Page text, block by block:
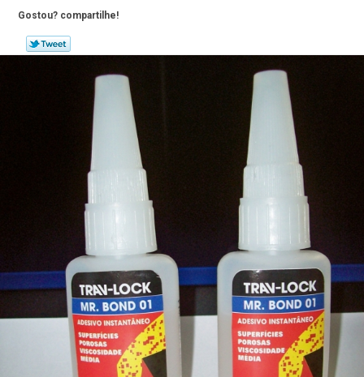
Gostou? compartilhe!